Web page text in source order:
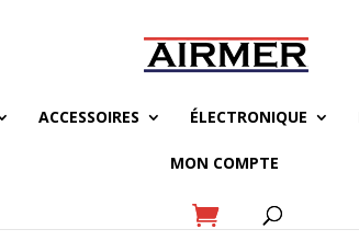
ACCESSOIRES ÉLECTRONIQUE
MON COMPTE